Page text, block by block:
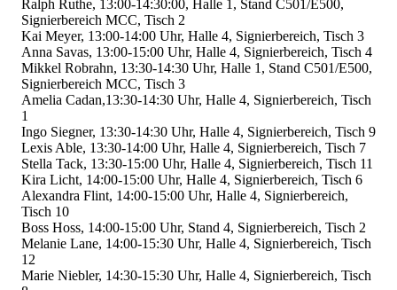
Ralph Ruthe, 13:00-14:30:00, Halle 1, Stand C501/E500,
Signierbereich MCC, Tisch 2
Kai Meyer, 13:00-14:00 Uhr, Halle 4, Signierbereich, Tisch 3
Anna Savas, 13:00-15:00 Uhr, Halle 4, Signierbereich, Tisch 4
Mikkel Robrahn, 13:30-14:30 Uhr, Halle 1, Stand C501/E500,
Signierbereich MCC, Tisch 3
Amelia Cadan,13:30-14:30 Uhr, Halle 4, Signierbereich, Tisch
1
Ingo Siegner, 13:30-14:30 Uhr, Halle 4, Signierbereich, Tisch 9
Lexis Able, 13:30-14:00 Uhr, Halle 4, Signierbereich, Tisch 7
Stella Tack, 13:30-15:00 Uhr, Halle 4, Signierbereich, Tisch 11
Kira Licht, 14:00-15:00 Uhr, Halle 4, Signierbereich, Tisch 6
Alexandra Flint, 14:00-15:00 Uhr, Halle 4, Signierbereich,
Tisch 10
Boss Hoss, 14:00-15:00 Uhr, Stand 4, Signierbereich, Tisch 2
Melanie Lane, 14:00-15:30 Uhr, Halle 4, Signierbereich, Tisch
12
Marie Niebler, 14:30-15:30 Uhr, Halle 4, Signierbereich, Tisch